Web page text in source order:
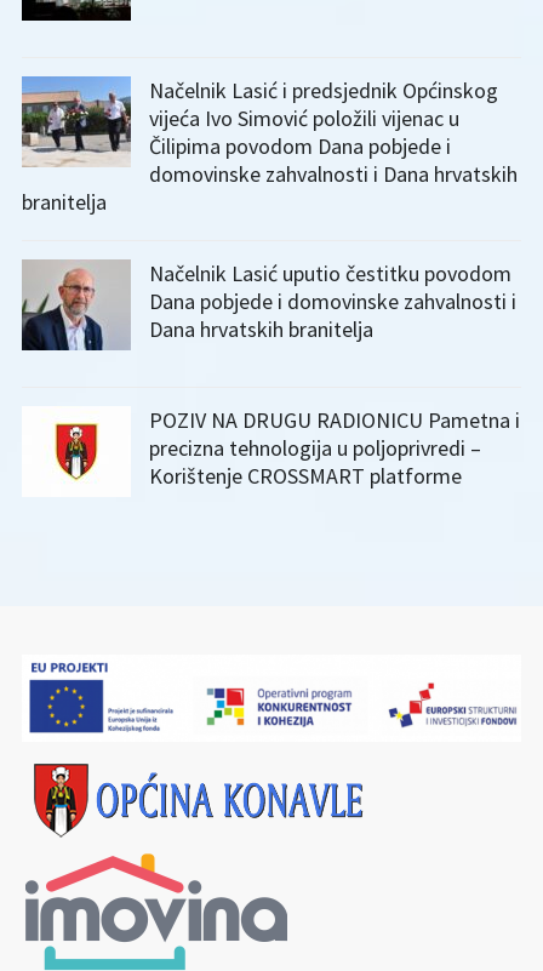
Načelnik Lasić i predsjednik Općinskog
vijeća Ivo Simović položili vijenac u
Čilipima povodom Dana pobjede i
domovinske zahvalnosti i Dana hrvatskih
branitelja
Načelnik Lasić uputio čestitku povodom
Dana pobjede i domovinske zahvalnosti i
Dana hrvatskih branitelja
POZIV NA DRUGU RADIONICU Pametna i
precizna tehnologija u poljoprivredi –
Korištenje CROSSMART platforme